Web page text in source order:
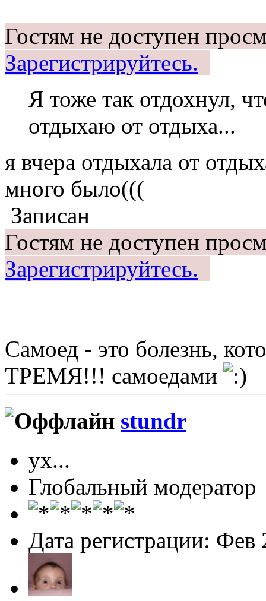
Гостям не доступен
Зарегистрируйтесь.
Я тоже так отдохнул,
отдыхаю от отдыха...
я вчера отдыхала от
много было(((
Записан
Гостям не доступен
Зарегистрируйтесь.
Самоед - это болезнь,
ТРЕМЯ!!! самоедами
stundr
ух...
Глобальный модератор
Дата регистрации: Фев